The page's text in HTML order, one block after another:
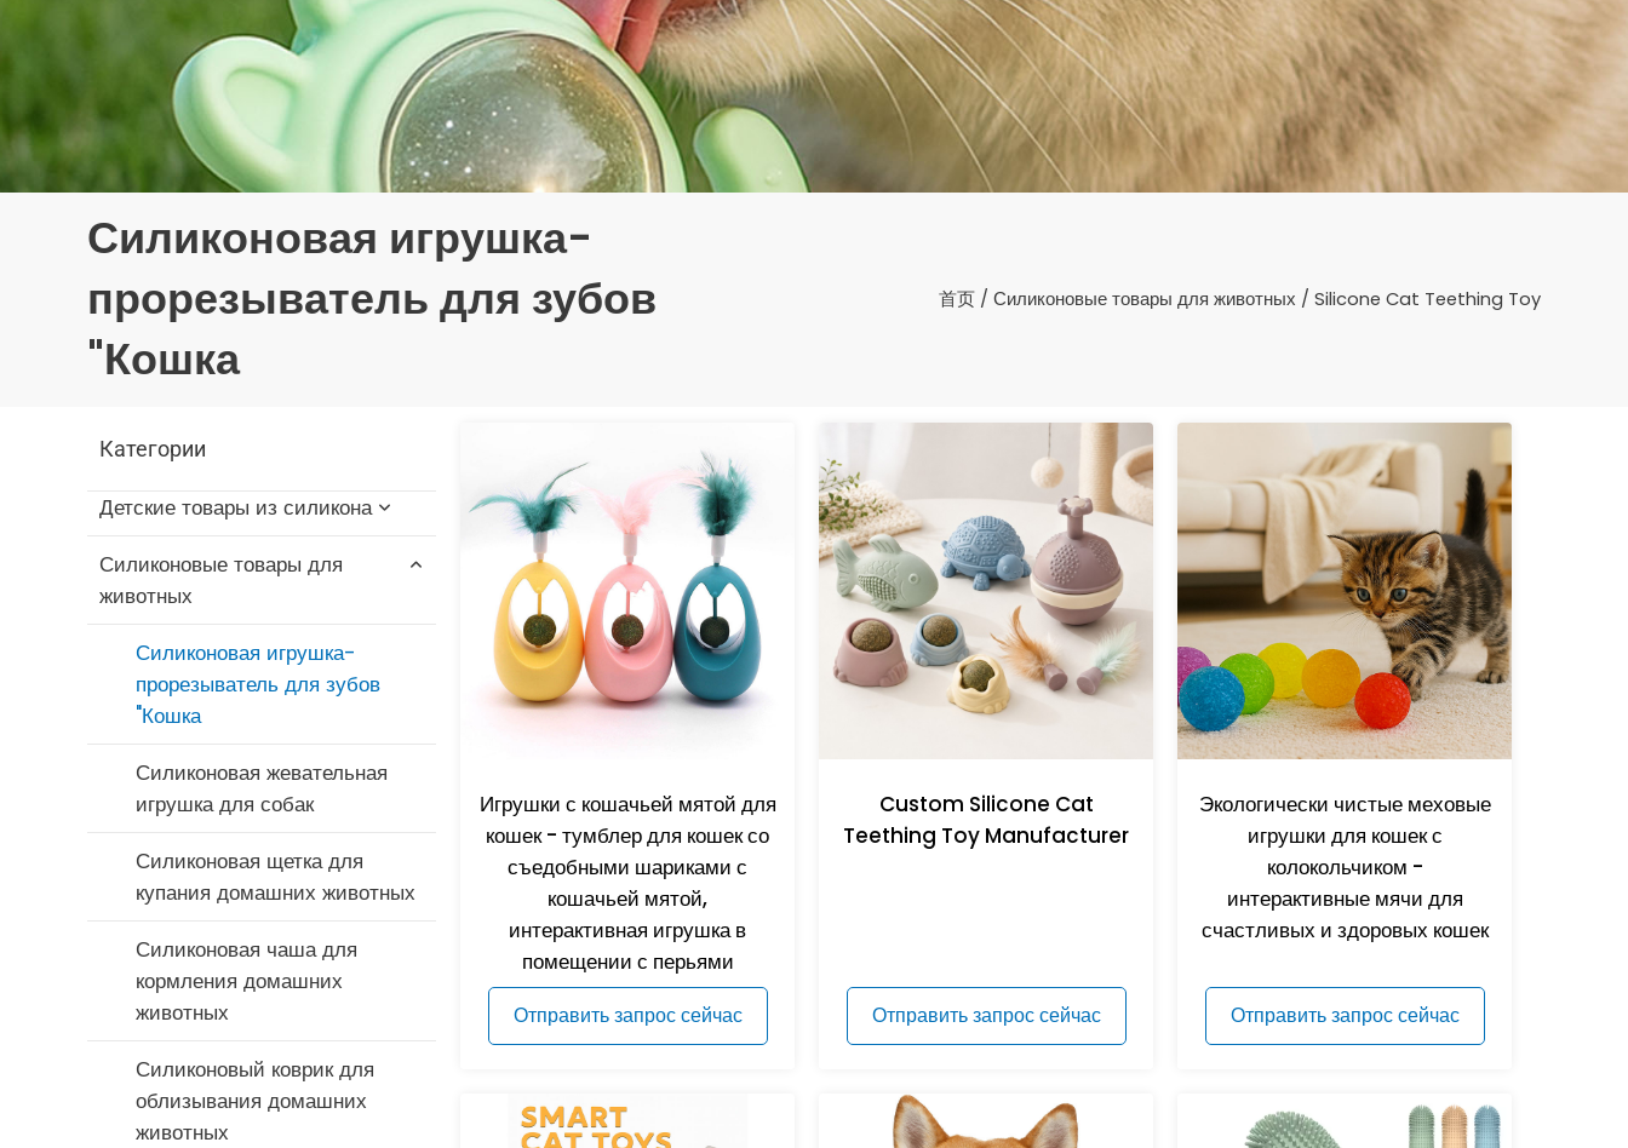
Силиконовая игрушка-
прорезыватель для зубов
"Кошка
首页 / Силиконовые товары для животных / Silicone Cat Teething Toy
Категории
Детские товары из силикона
Силиконовые игрушки для
купания младенцев
Силиконовая щетка для
бутылочек
ложек для кормления
Силиконовый прорезыватель
Силиконовая пустышка
соломинкой
Силиконовые соломинки
Силиконовые товары для
животных
Силиконовая игрушка-
прорезыватель для зубов
"Кошка
Силиконовая жевательная
игрушка для собак
Силиконовая щетка для
купания домашних животных
Силиконовая чаша для
кормления домашних
животных
Силиконовый коврик для
облизывания домашних
животных
Игрушки с кошачьей мятой для
кошек - тумблер для кошек со
съедобными шариками с
кошачьей мятой,
интерактивная игрушка в
помещении с перьями
Отправить запрос сейчас
Custom Silicone Cat
Teething Toy Manufacturer
Отправить запрос сейчас
Экологически чистые меховые
игрушки для кошек с
колокольчиком -
интерактивные мячи для
счастливых и здоровых кошек
Отправить запрос сейчас